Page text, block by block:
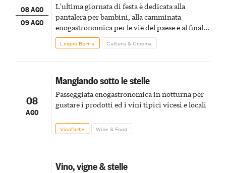
08 AGO
09 AGO
L'ultima giornata di festa è dedicata alla
pantalera per bambini, alla camminata
enogastronomica per le vie del paese e al finale
pirotecnico
Lequio Berria Cultura & Cinema
08
AGO
Mangiando sotto le stelle
Passeggiata enogastronomica in notturna per
gustare i prodotti ed i vini tipici vicesi e locali
Vicoforte Wine & Food
Vino, vigne & stelle